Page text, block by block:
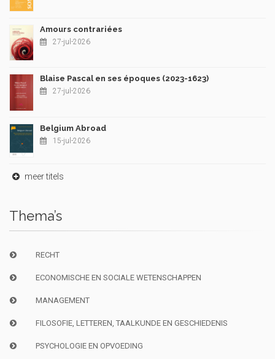
Amours contrariées
27-jul-2026
Blaise Pascal en ses époques (2023-1623)
27-jul-2026
Belgium Abroad
15-jul-2026
meer titels
Thema’s
RECHT
ECONOMISCHE EN SOCIALE WETENSCHAPPEN
MANAGEMENT
FILOSOFIE, LETTEREN, TAALKUNDE EN GESCHIEDENIS
PSYCHOLOGIE EN OPVOEDING